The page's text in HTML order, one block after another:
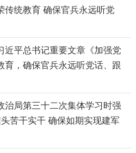
传统教育 确保官兵永远听党
近平总书记重要文章《加强党
育，确保官兵永远听党话、跟
治局第三十二次集体学习时强
苦干实干 确保如期实现建军